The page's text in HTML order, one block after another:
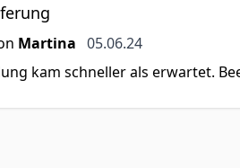
Martina 5. Juni 2024
05.06.24
kam schneller als erwartet.